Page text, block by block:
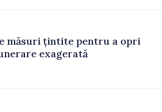
măsuri țintite pentru a opri
exagerată